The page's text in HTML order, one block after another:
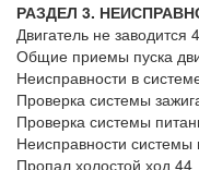
РАЗДЕЛ 3.
Двигатель не заводится
Общие приемы пуска
Неисправности в
Проверка системы
Проверка системы
Неисправности системы
Пропал холостой ход 44